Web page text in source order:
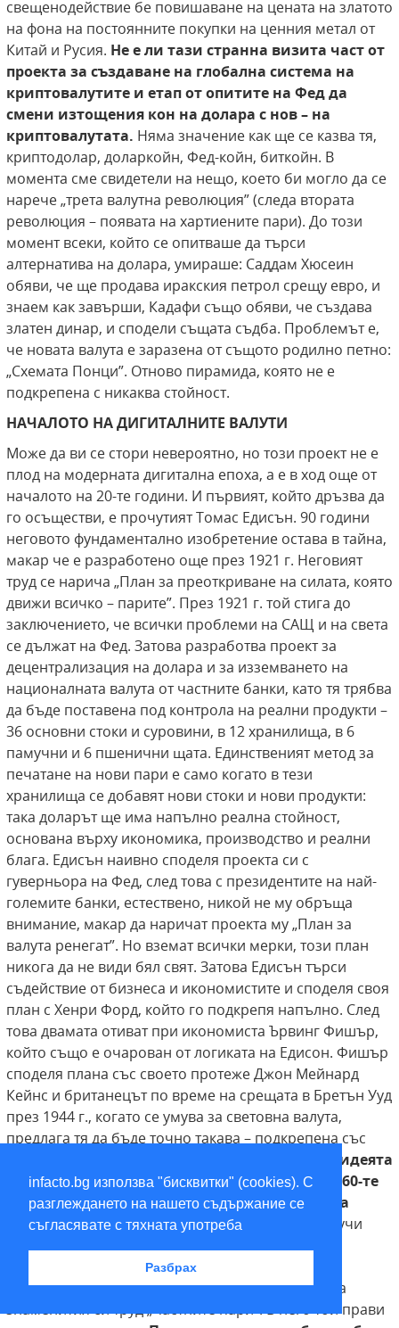
infacto.bg използва "бисквитки" (cookies). С
разглеждането на нашето съдържание се
съгласявате с тяхната употреба
Разбрах
свещенодействие бе повишаване на цената на златото
на фона на постоянните покупки на ценния метал от
Китай и Русия. Не е ли тази странна визита част от
проекта за създаване на глобална система на
криптовалутите и етап от опитите на Федда
смени изтощения кон на долара с нов – на
криптовалутата. Няма значение как ще се казва тя,
криптодолар, доларкойн, Фед-койн, биткойн. В
момента сме свидетели на нещо, което би могло да се
нарече „трета валутна революция” (следа втората
революция – появата на хартиените пари). До този
момент всеки, който се опитваше да търси
алтернатива на долара, умираше: Саддам Хюсеин
обяви, че ще продава иракския петрол срещу евро, и
знаем как завърши, Кадафи също обяви, че създава
златен динар, и сподели същата съдба. Проблемът е,
че новата валута е заразена от същото родилно петно:
„Схемата Понци”. Отново пирамида, която не е
подкрепена с никаква стойност.
НАЧАЛОТО НА ДИГИТАЛНИТЕ ВАЛУТИ
Може да ви се стори невероятно, но този проект не е
плод на модерната дигитална епоха, а е в ход още от
началото на 20-те години. И първият, който дръзва да
го осъществи, е прочутият Томас Едисън. 90 години
неговото фундаментално изобретение остава в тайна,
макар че е разработено още през 1921 г. Неговият
труд се нарича „План за преоткриване на силата, която
движи всичко – парите”. През 1921 г. той стига до
заключението, че всички проблеми на САЩ и на света
се дължат на Фед. Затова разработва проект за
децентрализация на долара и за изземването на
националната валута от частните банки, като тя трябва
да бъде поставена под контрола на реални продукти –
36 основни стоки и суровини, в 12 хранилища, в 6
памучни и 6 пшенични щата. Единственият метод за
печатане на нови пари е само когато в тези
хранилища се добавят нови стоки и нови продукти:
така доларът ще има напълно реална стойност,
основана върху икономика, производство и реални
блага. Едисън наивно споделя проекта си с
гуверньора на Фед, след това с президентите на най-
големите банки, естествено, никой не му обръща
внимание, макар да наричат проекта му „План за
валута ренегат”. Но вземат всички мерки, този план
никога да не види бял свят. Затова Едисън търси
съдействие от бизнеса и икономистите и споделя своя
план с Хенри Форд, който го подкрепя напълно. След
това двамата отиват при икономиста Ървинг Фишър,
който също е очарован от логиката на Едисон. Фишър
споделя плана със своето протеже Джон Мейнард
Кейнс и британецът по време на срещата в Бретън Ууд
през 1944 г., когато се умува за световна валута,
предлага тя да бъде точно такава – подкрепена със
идеята
стига до Милтън Фридмън, който вкрая на 60-те
казва, че Америка няма нужда от Фед, а има
нужда само от един компютър!
Както и се случи
през 2009 г. Но междувременно през 1975 г.
нобелистът по икономика, кумирът на
либертарианците Фридрих фон Хайек публикува
знаменития си труд „Частните пари”. В него той прави